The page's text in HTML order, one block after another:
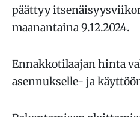
päättyy
maanantaina 9.12.2024.
Ennakkotilaajan hinta
asennukselle- ja